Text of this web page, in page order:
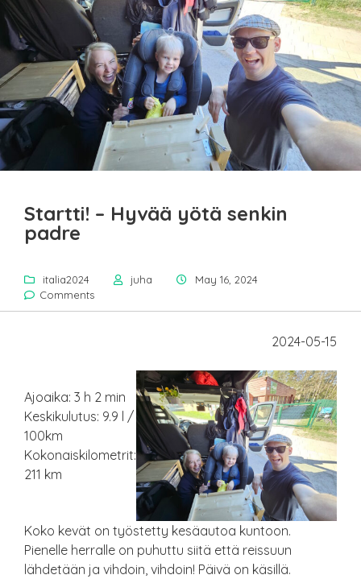
Startti! – Hyvää yötä senkin
padre
italia2024 juha
May 16, 2024
Comments
2024-05-15
Ajoaika: 3 h 2 min
Keskikulutus: 9.9 l /
100km
Kokonaiskilometrit:
211 km
Koko kevät on työstetty kesäautoa kuntoon.
Pienelle herralle on puhuttu siitä että reissuun
lähdetään ja vihdoin, vihdoin! Päivä on käsillä.